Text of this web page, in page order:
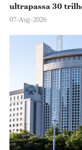
ultrapassa 30
07-Aug-2026